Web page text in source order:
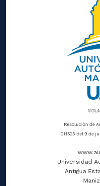
Resolución de
011503 del 9 de
Universidad
Antigua